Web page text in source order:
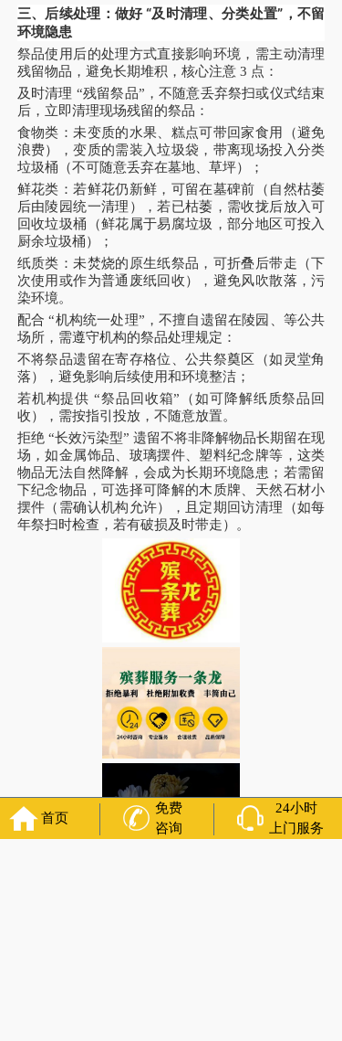
三、后续处理：做好 “及时清理、分类处置”，不留
环境隐患
祭品使用后的处理方式直接影响环境，需主动清理
残留物品，避免长期堆积，核心注意 3 点：
及时清理 “残留祭品”，不随意丢弃祭扫或仪式结束
后，立即清理现场残留的祭品：
食物类：未变质的水果、糕点可带回家食用（避免
浪费），变质的需装入垃圾袋，带离现场投入分类
垃圾桶（不可随意丢弃在墓地、草坪）；
鲜花类：若鲜花仍新鲜，可留在墓碑前（自然枯萎
后由陵园统一清理），若已枯萎，需收拢后放入可
回收垃圾桶（鲜花属于易腐垃圾，部分地区可投入
厨余垃圾桶）；
纸质类：未焚烧的原生纸祭品，可折叠后带走（下
次使用或作为普通废纸回收），避免风吹散落，污
染环境。
配合 “机构统一处理”，不擅自遗留在陵园、等公共
场所，需遵守机构的祭品处理规定：
不将祭品遗留在寄存格位、公共祭奠区（如灵堂角
落），避免影响后续使用和环境整洁；
若机构提供 “祭品回收箱”（如可降解纸质祭品回
收），需按指引投放，不随意放置。
拒绝 “长效污染型” 遗留不将非降解物品长期留在现
场，如金属饰品、玻璃摆件、塑料纪念牌等，这类
物品无法自然降解，会成为长期环境隐患；若需留
下纪念物品，可选择可降解的木质牌、天然石材小
摆件（需确认机构允许），且定期回访清理（如每
年祭扫时检查，若有破损及时带走）。
首页
免费
咨询
24小时
上门服务